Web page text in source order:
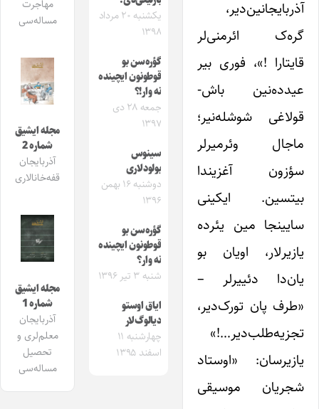
آذربایجانین‌دیر،
گره‌ک ائرمنی‌لر
قایتارا !»، فوری بیر
عیدده‌نین باش-
قولاغی شوشله‌نیر؛
ماجال وئرمیرلر
سؤزون آغزیندا
بیتسین. ایکینی
سایینجا مین یئرده
یازیرلار، اویان بو
یان‌دا دئییرلر –
«طرف پان تورک‌دیر،
تجزیه‌طلب‌دیر…!»
یازیرسان: «اوستاد
شجریان موسیقی
یکشنبه ۲۰ مرداد
۱۳۹۸
گؤره‌سن بو
قوطونون ایچینده
نه وار!؟
جمعه ۲۸ دی
۱۳۹۷
سینوس
بولودلاری
دوشنبه ۱۶ بهمن
۱۳۹۶
گؤره‌سن بو
قوطونون ایچینده
نه وار؟
شنبه ۳ تیر ۱۳۹۶
ایاق اوستو
دیالوگ‌لار
چهارشنبه ۱۱
اسفند ۱۳۹۵
مهاجرت
مساله‌سی
مجله ایشیق
شماره 2
آذربایجان
قفه‌خانالاری
مجله ایشیق
شماره 1
آذربایجان
معلم‌لری و
تحصیل
مساله‌سی